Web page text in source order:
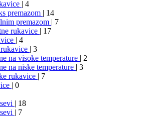
| 4
premazom | 14
premazom | 7
rukavice | 17
| 4
| 3
na visoke temperature | 2
na niske temperature | 3
rukavice | 7
| 0
| 18
| 7